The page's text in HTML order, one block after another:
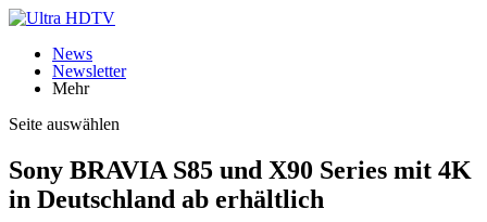
News
Newsletter
Mehr
Seite auswählen
Sony BRAVIA S85 und X90 Series mit 4K
in Deutschland ab erhältlich